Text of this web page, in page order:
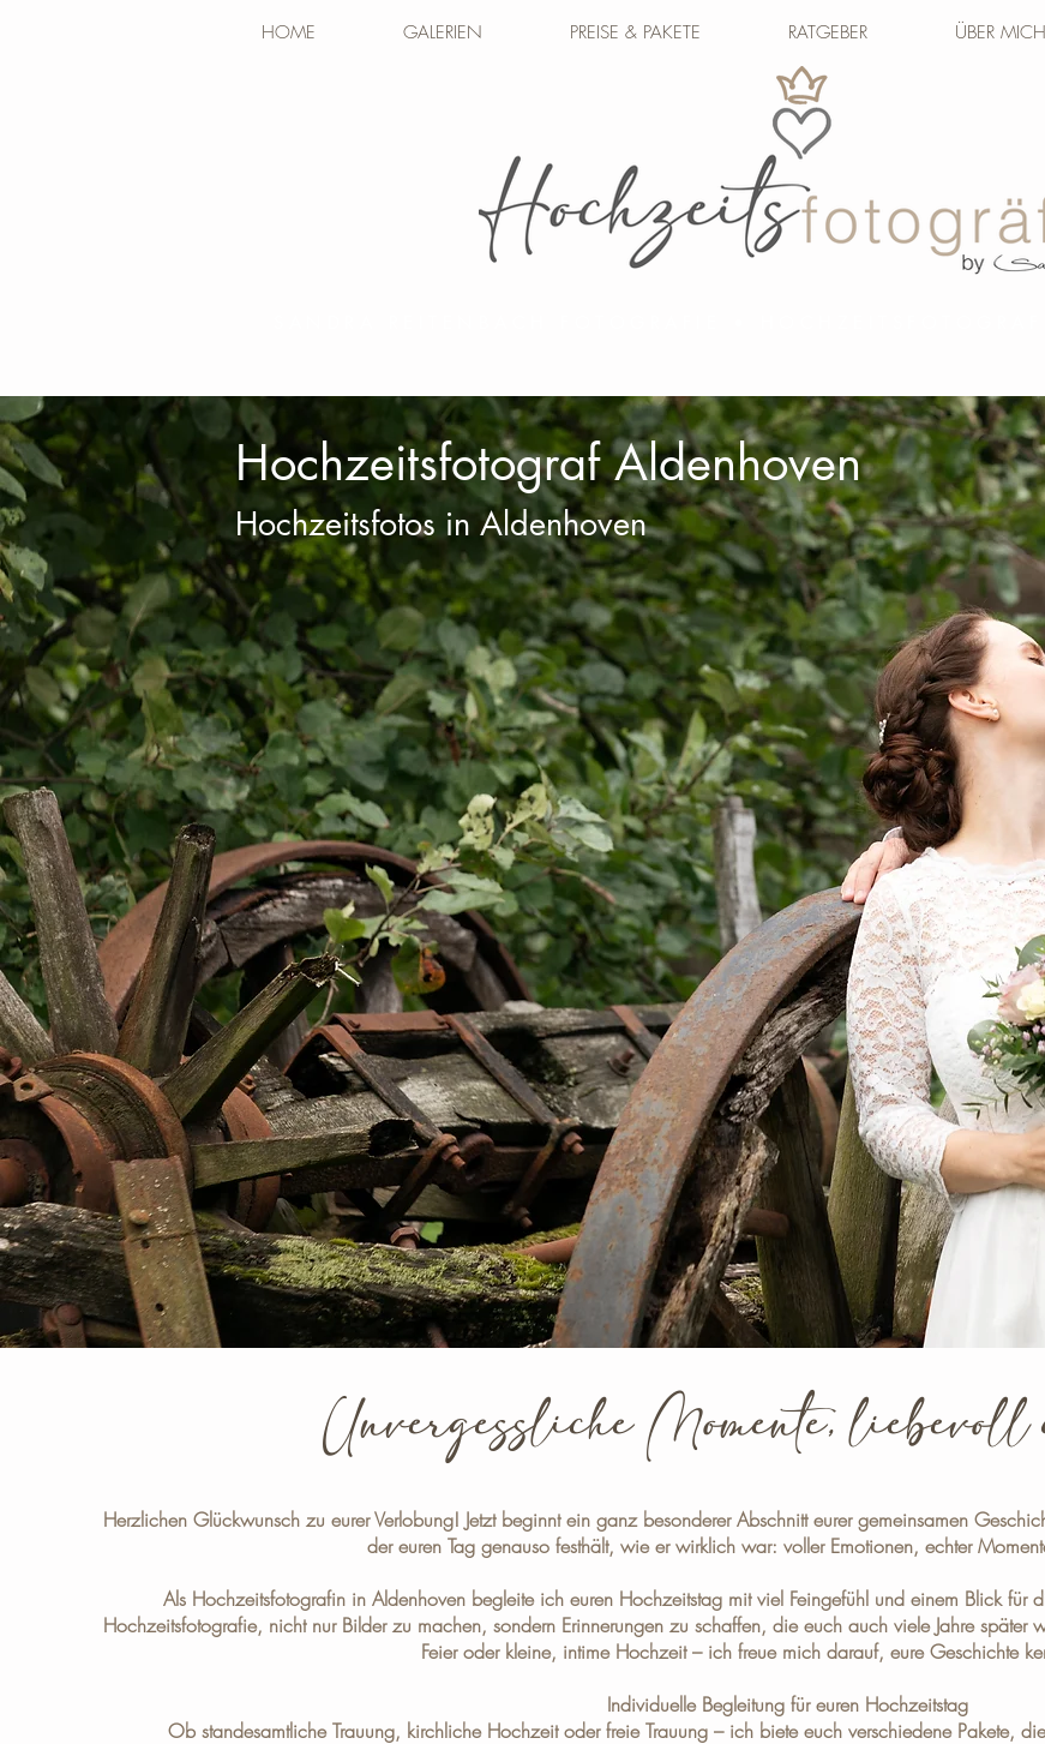
HOME GALERIEN PREISE & PAKETE RATGEBER ÜBER MICH
Hochzeitsfotograf Aldenhoven
Hochzeitsfotos in Aldenhoven
Unvergessliche Momente,
Herzlichen Glückwunsch zu eurer Verlobung! Jetzt beginnt ein ganz besonderer Abschnitt eurer gemeinsamen
der euren Tag genauso festhält, wie er wirklich war: voller Emotionen, echter
Als Hochzeitsfotografin in Aldenhovenbegleite ich euren Hochzeitstag mit viel Feingefühl und einem Blick für
Hochzeitsfotografie, nicht nur Bilder zu machen, sondern Erinnerungen zu schaffen, die euch auch viele Jahre später
Feier oder kleine, intime Hochzeit – ich freue mich darauf, eure Geschichte
Individuelle Begleitung für euren Hochzeitstag
Ob standesamtliche Trauung, kirchliche Hochzeit oder freie Trauung – ich biete euch verschiedene Pakete,